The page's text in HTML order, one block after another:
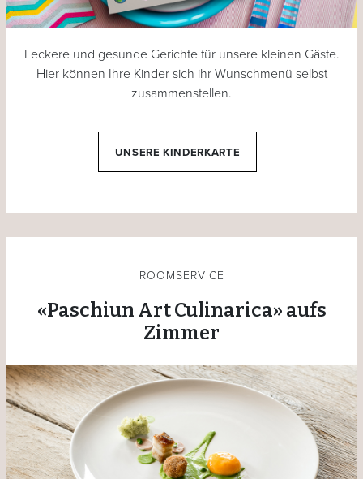
Leckere und gesunde Gerichte für unsere kleinen Gäste.
Hier können Ihre Kinder sich ihr Wunschmenü selbst
zusammenstellen.
UNSERE KINDERKARTE
ROOMSERVICE
«Paschiun Art Culinarica» aufs
Zimmer